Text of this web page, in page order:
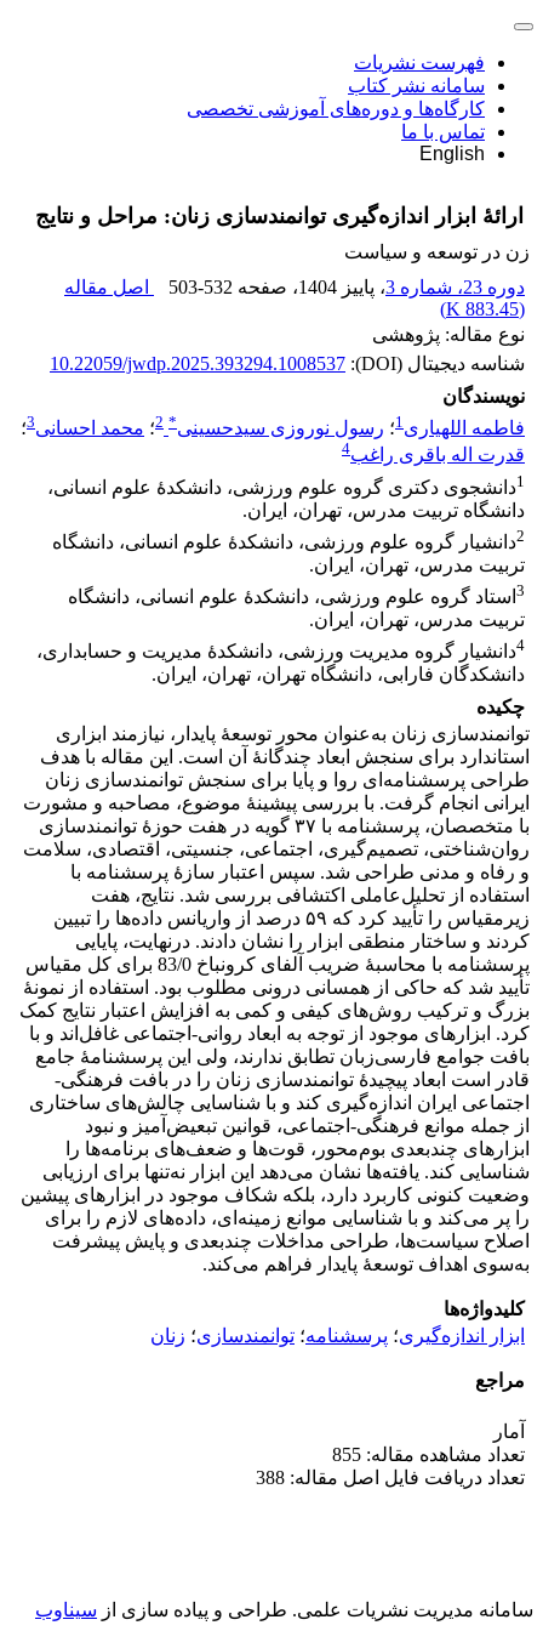
فهرست نشریات
سامانه نشر کتاب
کارگاه‌ها و دوره‌های آموزشی تخصصی
تماس با ما
English
ارائۀ ابزار اندازه‌گیری توانمندسازی زنان: مراحل و نتایج
زن در توسعه و سیاست
دوره 23، شماره 3
، پاییز 1404 ، صفحه 503-532
اصل مقاله
(
883.45 K
)
نوع مقاله: پژوهشی
شناسه دیجیتال (DOI):
10.22059/jwdp.2025.393294.1008537
نویسندگان
فاطمه اللهیاری1؛ رسول نوروزی سیدحسینی*
2؛ محمد احسانی3؛
قدرت اله باقری راغب4
1دانشجوی دکتری گروه علوم ورزشی، دانشکدۀ علوم انسانی،
دانشگاه تربیت مدرس، تهران، ایران.
2دانشیار گروه علوم ورزشی، دانشکدۀ علوم انسانی، دانشگاه
تربیت مدرس، تهران، ایران.
3 استاد گروه علوم ورزشی، دانشکدۀ علوم انسانی، دانشگاه
تربیت مدرس، تهران، ایران.
4دانشیار گروه مدیریت ورزشی، دانشکدۀ مدیریت و حسابداری،
دانشکدگان فارابی، دانشگاه تهران، تهران، ایران.
چکیده
توانمندسازی زنان به‌عنوان محور توسعۀ پایدار، نیازمند ابزاری
استاندارد برای سنجش ابعاد چندگانۀ آن است. این مقاله با هدف
طراحی پرسشنامه‌ای روا و پایا برای سنجش توانمندسازی زنان
ایرانی انجام گرفت. با بررسی پیشینۀ موضوع، مصاحبه و مشورت
با متخصصان، پرسشنامه با ۳۷ گویه در هفت حوزۀ توانمندسازی
روان‌شناختی، تصمیم‌گیری، اجتماعی، جنسیتی، اقتصادی، سلامت
و رفاه و مدنی طراحی شد. سپس اعتبار سازۀ پرسشنامه با
استفاده از تحلیل‌عاملی اکتشافی بررسی شد. نتایج، هفت
زیرمقیاس را تأیید کرد که ۵۹ درصد از واریانس داده‌ها را تبیین
کردند و ساختار منطقی ابزار را نشان دادند. درنهایت، پایایی
پرسشنامه با محاسبۀ ضریب آلفای کرونباخ 83/0 برای کل مقیاس
تأیید شد که حاکی از همسانی درونی مطلوب بود. استفاده از نمونۀ
بزرگ و ترکیب روش‌های کیفی و کمی به افزایش اعتبار نتایج کمک
کرد. ابزارهای موجود از توجه به ابعاد روانی-اجتماعی غافل‌اند و با
بافت جوامع فارسی‌زبان تطابق ندارند، ولی این پرسشنامۀ جامع
قادر است ابعاد پیچیدۀ توانمندسازی زنان را در بافت فرهنگی-
اجتماعی ایران اندازه‌گیری کند و با شناسایی چالش‌های ساختاری
از جمله موانع فرهنگی-اجتماعی، قوانین تبعیض‌آمیز و نبود
ابزارهای چندبعدی بوم‌محور، قوت‌ها و ضعف‌های برنامه‌ها را
شناسایی کند. یافته‌ها نشان می‌دهد این ابزار نه‌تنها برای ارزیابی
وضعیت کنونی کاربرد دارد، بلکه شکاف موجود در ابزارهای پیشین
را پر می‌کند و با شناسایی موانع زمینه‌ای، داده‌های لازم را برای
اصلاح سیاست‌ها، طراحی مداخلات چندبعدی و پایش پیشرفت
به‌سوی اهداف توسعۀ پایدار فراهم می‌کند.
کلیدواژه‌ها
ابزار اندازه‌گیری؛ پرسشنامه؛ توانمندسازی؛ زنان
مراجع
آمار
تعداد مشاهده مقاله: 855
تعداد دریافت فایل اصل مقاله: 388
سامانه مدیریت نشریات علمی. طراحی و پیاده سازی از سیناوب